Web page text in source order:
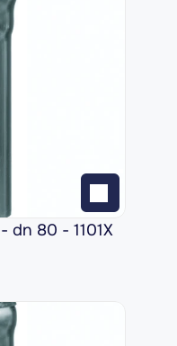
dn 80 - 1101X